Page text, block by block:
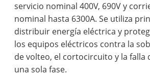
servicio nominal 400V, 690V y
nominal hasta 6300A. Se utiliza
distribuir energía eléctrica y
los equipos eléctricos contra la
de volteo, el cortocircuito y la falla
una sola fase.